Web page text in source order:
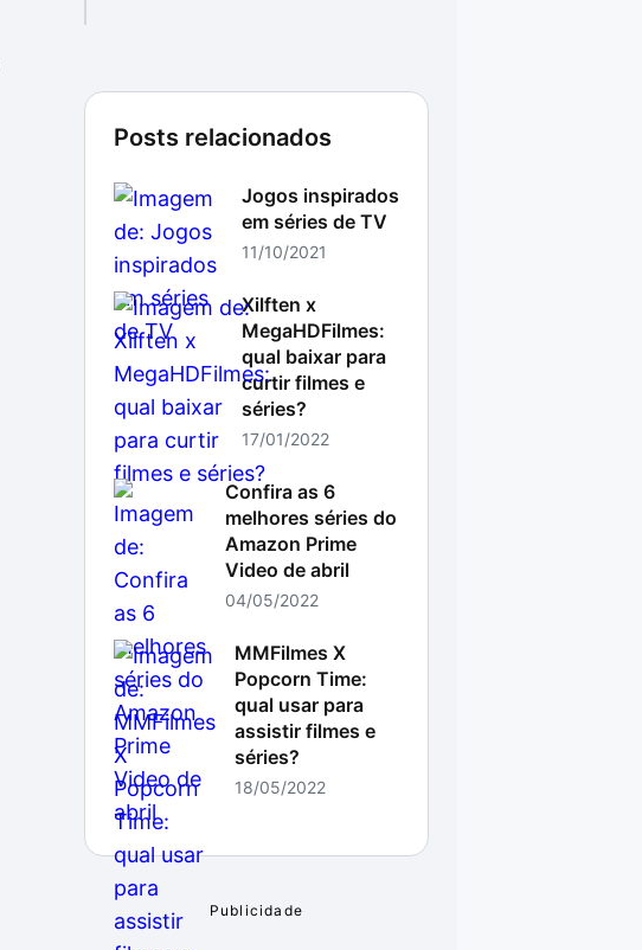
Posts relacionados
Jogos inspirados
em séries de TV
11/10/2021
Xilften x
MegaHDFilmes:
qual baixar para
curtir filmes e
séries?
17/01/2022
Confira as 6
melhores séries do
Amazon Prime
Video de abril
04/05/2022
MMFilmes X
Popcorn Time:
qual usar para
assistir filmes e
séries?
18/05/2022